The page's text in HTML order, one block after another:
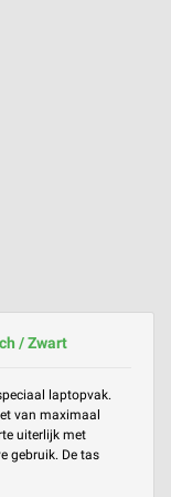
/ Zwart
laptopvak.
van maximaal
uiterlijk met
gebruik. De tas